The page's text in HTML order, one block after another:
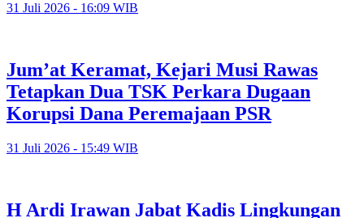
31 Juli 2026 - 16:09 WIB
Jum’at Keramat, Kejari Musi Rawas
Tetapkan Dua TSK Perkara Dugaan
Korupsi Dana Peremajaan PSR
31 Juli 2026 - 15:49 WIB
H Ardi Irawan Jabat Kadis Lingkungan